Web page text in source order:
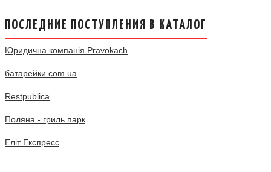
ПОСЛЕДНИЕ ПОСТУПЛЕНИЯ В КАТАЛОГ
Юридична компанія Pravokach
батарейки.com.ua
Restpublica
Поляна - гриль парк
Еліт Експресс